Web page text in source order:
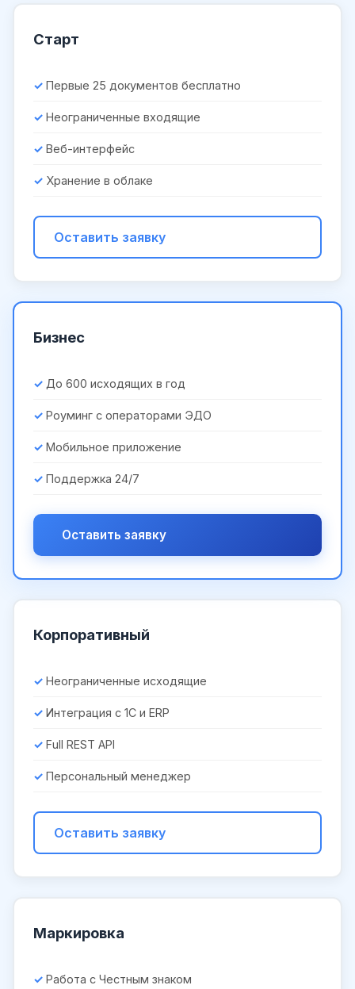
Старт
Первые 25 документов бесплатно
Неограниченные входящие
Веб-интерфейс
Хранение в облаке
Оставить заявку
Бизнес
До 600 исходящих в год
Роуминг с операторами ЭДО
Мобильное приложение
Поддержка 24/7
Оставить заявку
Корпоративный
Неограниченные исходящие
Интеграция с 1С и ERP
Full REST API
Персональный менеджер
Оставить заявку
Маркировка
Работа с Честным знаком